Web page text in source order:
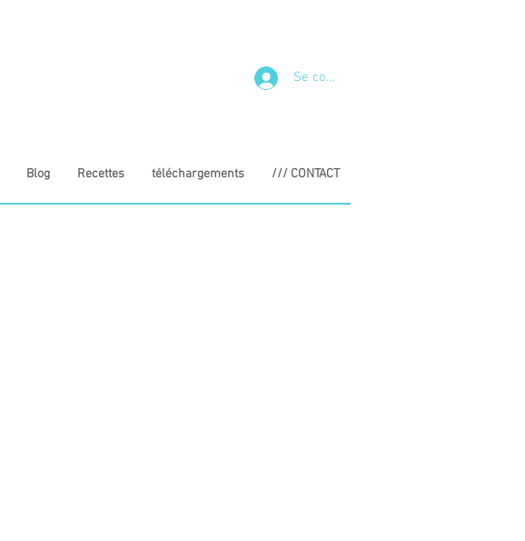
Se connecter
Blog Recettes téléchargements /// CONTACT